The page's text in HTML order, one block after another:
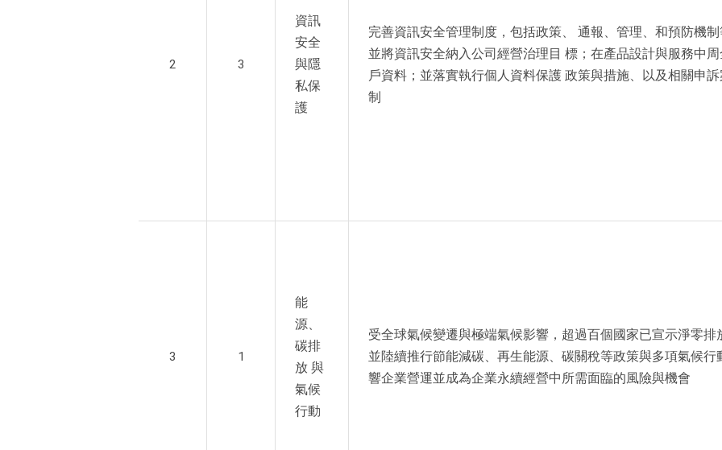
2 3
資訊
安全
與隱
私保
護
完善資訊安全管理制度，包括政策、 通報、管理、和預防機
並將資訊安全納入公司經營治理目 標；在產品設計與服務中
戶資料；並落實執行個人資料保護 政策與措施、以及相關申
制
3 1
能
源、
碳排
放 與
氣候
行動
受全球氣候變遷與極端氣候影響，超過百個國家已宣示淨零排
並陸續推行節能減碳、再生能源、碳關稅等政策與多項氣候行
響企業營運並成為企業永續經營中所需面臨的風險與機會